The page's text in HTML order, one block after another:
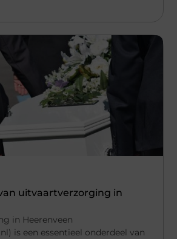
uitvaartverzorging in
in Heerenveen
is een essentieel onderdeel van